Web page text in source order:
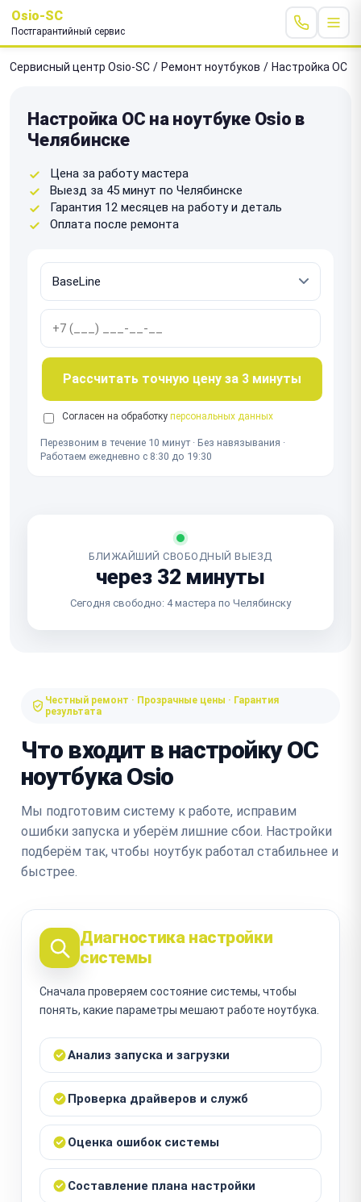
Osio-SC
Постгарантийный сервис
Сервисный центр Osio-SC / Ремонт ноутбуков / Настройка ОС
Настройка ОС на ноутбуке Osio в
Челябинске
Цена за работу мастера
Выезд за 45 минут по Челябинске
Гарантия 12 месяцев на работу и деталь
Оплата после ремонта
Рассчитать точную цену за 3 минуты
Согласен на обработку персональных данных
Перезвоним в течение 10 минут · Без навязывания ·
Работаем ежедневно с 8:30 до 19:30
БЛИЖАЙШИЙ СВОБОДНЫЙ ВЫЕЗД
через 32 минуты
Сегодня свободно: 4 мастера по Челябинску
Честный ремонт · Прозрачные цены · Гарантия
результата
Что входит в настройку ОС
ноутбука Osio
Мы подготовим систему к работе, исправим
ошибки запуска и уберём лишние сбои. Настройки
подберём так, чтобы ноутбук работал стабильнее и
быстрее.
Диагностика настройки
системы
Сначала проверяем состояние системы, чтобы
понять, какие параметры мешают работе ноутбука.
Анализ запуска и загрузки
Проверка драйверов и служб
Оценка ошибок системы
Составление плана настройки